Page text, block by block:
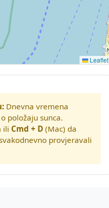
Leaflet
Dnevna vremena
položaju sunca.
ili Cmd + D (Mac) da
provjeravali